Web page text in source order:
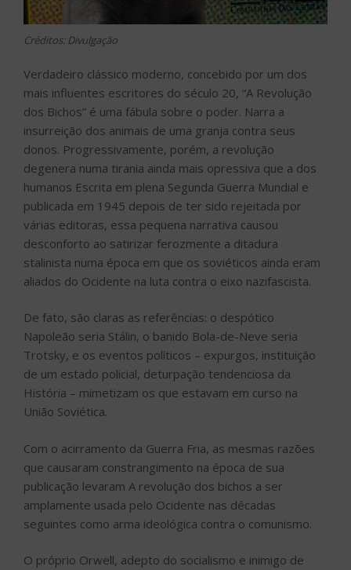
Créditos: Divulgação
Verdadeiro clássico moderno, concebido por um dos
mais influentes escritores do século 20, “A Revolução
dos Bichos” é uma fábula sobre o poder. Narra a
insurreição dos animais de uma granja contra seus
donos. Progressivamente, porém, a revolução
degenera numa tirania ainda mais opressiva que a dos
humanos Escrita em plena Segunda Guerra Mundial e
publicada em 1945 depois de ter sido rejeitada por
várias editoras, essa pequena narrativa causou
desconforto ao satirizar ferozmente a ditadura
stalinista numa época em que os soviéticos ainda eram
aliados do Ocidente na luta contra o eixo nazifascista.
De fato, são claras as referências: o despótico
Napoleão seria Stálin, o banido Bola-de-Neve seria
Trotsky, e os eventos políticos – expurgos, instituição
de um estado policial, deturpação tendenciosa da
História – mimetizam os que estavam em curso na
União Soviética.
Com o acirramento da Guerra Fria, as mesmas razões
que causaram constrangimento na época de sua
publicação levaram A revolução dos bichos a ser
amplamente usada pelo Ocidente nas décadas
seguintes como arma ideológica contra o comunismo.
O próprio Orwell, adepto do socialismo e inimigo de